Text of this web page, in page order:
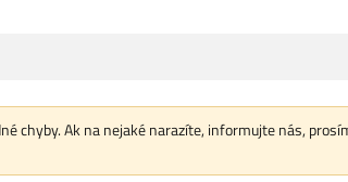
chyby. Ak na nejaké narazíte, informujte nás,